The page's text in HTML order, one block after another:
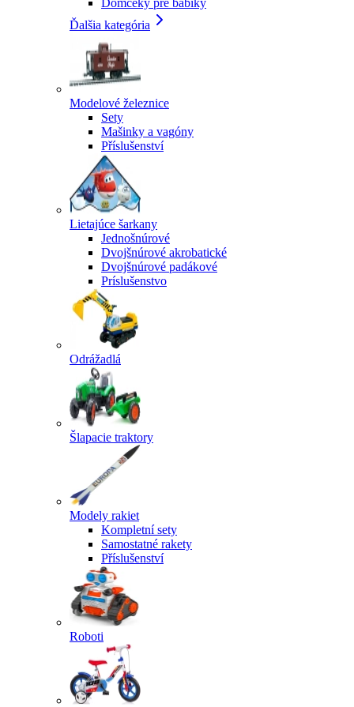
Domčeky pre bábiky
Ďalšia kategória
Modelové železnice
Sety
Mašinky a vagóny
Příslušenství
Lietajúce šarkany
Jednošnúrové
Dvojšnúrové akrobatické
Dvojšnúrové padákové
Príslušenstvo
Odrážadlá
Šlapacie traktory
Modely rakiet
Kompletní sety
Samostatné rakety
Příslušenství
Roboti